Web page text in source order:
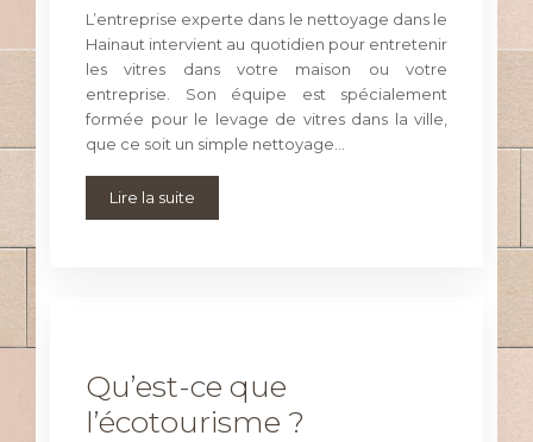
L’entreprise experte dans le nettoyage dans le
Hainaut intervient au quotidien pour entretenir
les vitres dans votre maison ou votre
entreprise. Son équipe est spécialement
formée pour le levage de vitres dans la ville,
que ce soit un simple nettoyage…
Lire la suite
Qu’est-ce que
l’écotourisme ?